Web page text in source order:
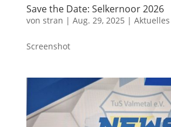
Save the Date: Selkernoor 2026
von stran | Aug. 29, 2025 | Aktuelles
Screenshot